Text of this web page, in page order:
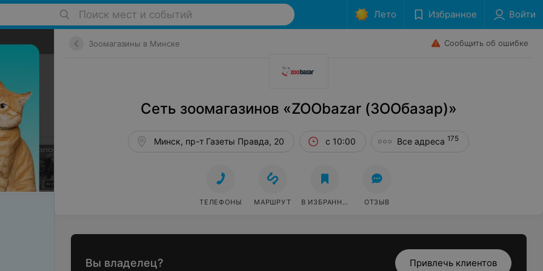
Поиск мест и событий Лето Избранное Войти
Зоомагазины в Минске Сообщить об ошибке
Сеть зоомагазинов «ZOObazar (ЗООбазар)»
Минск, пр-т Газеты Правда, 20 с 10:00 Все адреса 175
ТЕЛЕФОНЫ МАРШРУТ В ИЗБРАННОЕ ОТЗЫВ
Вы владелец? Привлечь клиентов